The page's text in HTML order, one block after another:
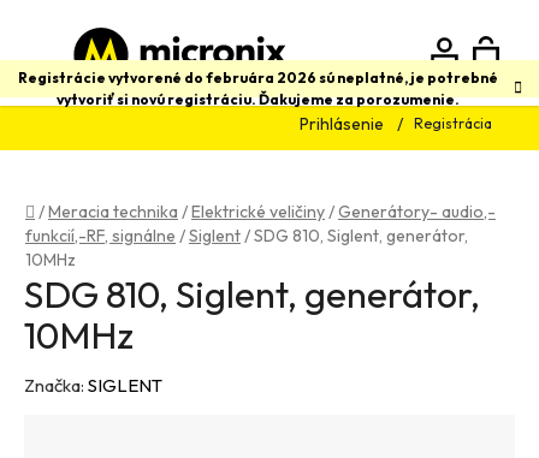
obsah
Registrácie vytvorené do februára 2026 sú neplatné, je potrebné
vytvoriť si novú registráciu. Ďakujeme za porozumenie.
Prihlásenie Registrácia
Hľadať
Domov
/Meracia technika /Elektrické veličiny/Generátory- audio,-
funkcií,-RF, signálne /Siglent/SDG 810, Siglent, generátor,
10MHz
SDG 810, Siglent, generátor,
10MHz
Značka: SIGLENT